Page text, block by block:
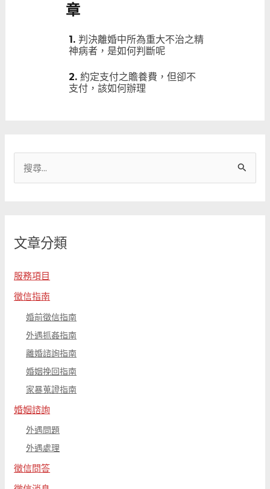
章
判決離婚中所為重大不治之精
神病者，是如何判斷呢
約定支付之贍養費，但卻不
支付，該如何辦理
字
文章分類
服務項目
徵信指南
婚前徵信指南
外遇抓姦指南
離婚諮詢指南
婚姻挽回指南
家暴蒐證指南
婚姻諮詢
外遇問題
外遇處理
徵信問答